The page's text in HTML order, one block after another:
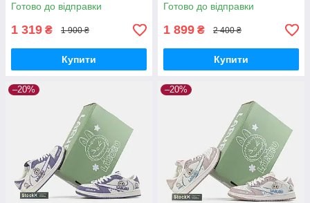
Готово до відправки
1 319 ₴ 1 900 ₴
Купити
Готово до відправки
1 899 ₴ 2 400 ₴
Купити
–20% –20%